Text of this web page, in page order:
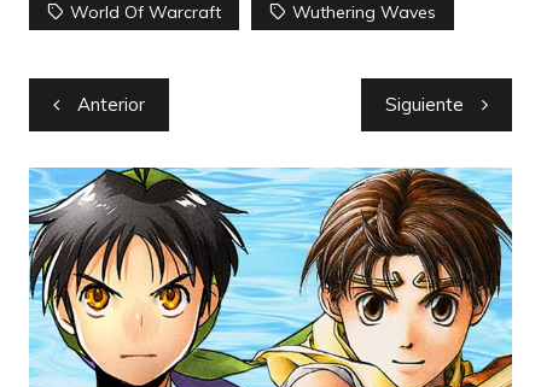
World Of Warcraft Wuthering Waves
Navegación
de
entradas
Anterior Siguiente